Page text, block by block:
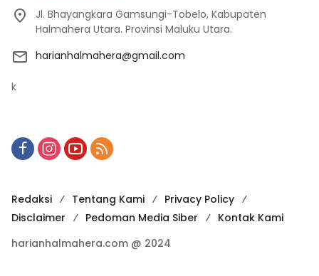
Jl. Bhayangkara Gamsungi-Tobelo, Kabupaten
Halmahera Utara. Provinsi Maluku Utara.
harianhalmahera@gmail.com
k
Redaksi Tentang Kami
Privacy Policy
Disclaimer
Pedoman Media Siber
Kontak Kami
harianhalmahera.com @ 2024